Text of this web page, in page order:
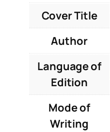
Cover Title
Author
Language of
Edition
Mode of
Writing